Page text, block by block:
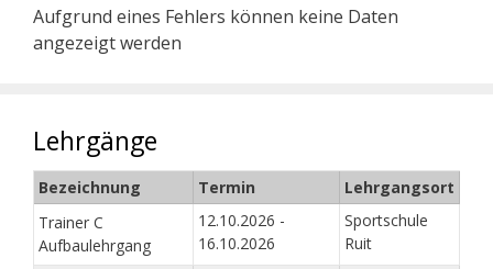
Aufgrund eines Fehlers können keine Daten
angezeigt werden
Lehrgänge
Bezeichnung Termin
Lehrgangsort
Trainer C
Aufbaulehrgang
12.10.2026 -
16.10.2026
Sportschule
Ruit